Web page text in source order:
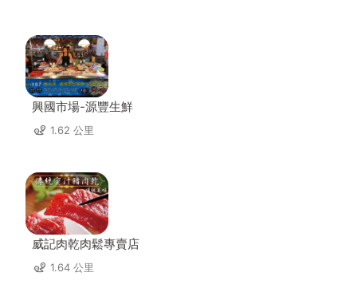
興國市場-源豐生鮮
1.62 公里
威記肉乾肉鬆專賣店
1.64 公里